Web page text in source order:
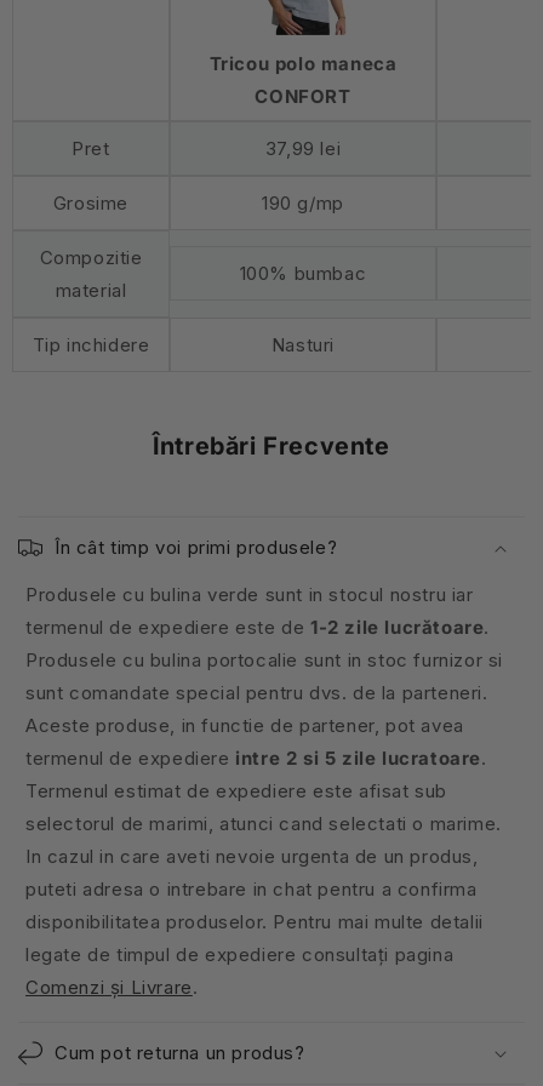
Tricou polo maneca
CONFORT
Pret 37,99 lei
Grosime 190 g/mp
Compozitie
material
100% bumbac
Tip inchidere Nasturi
Întrebări Frecvente
În cât timp voi primi produsele?
Produsele cu bulina verde sunt in stocul nostru iar
termenul de expediere este de1-2 zile lucrătoare.
Produsele cu bulina portocalie sunt in stoc furnizor si
sunt comandate special pentru dvs. de la parteneri.
Aceste produse, in functie de partener, pot avea
termenul de expediere intre 2 si 5 zile lucratoare.
Termenul estimat de expediere este afisat sub
selectorul de marimi, atunci cand selectati o marime.
In cazul in care aveti nevoie urgenta de un produs,
puteti adresa o intrebare in chat pentru a confirma
disponibilitatea produselor. Pentru mai multe detalii
legate de timpul de expediere consultați pagina
Comenzi și Livrare.
Cum pot returna un produs?